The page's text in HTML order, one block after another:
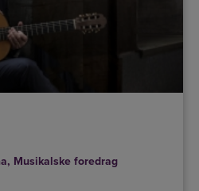
, Musikalske foredrag